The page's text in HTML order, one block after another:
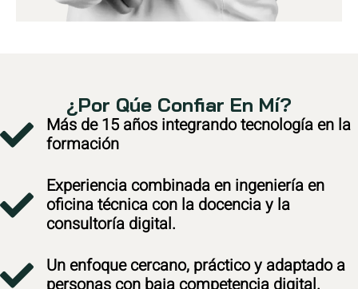
¿Por Qúe Confiar En Mí?
Más de 15 años integrando tecnología en la
formación
Experiencia combinada en ingeniería en
oficina técnica con la docencia y la
consultoría digital.
Un enfoque cercano, práctico y adaptado a